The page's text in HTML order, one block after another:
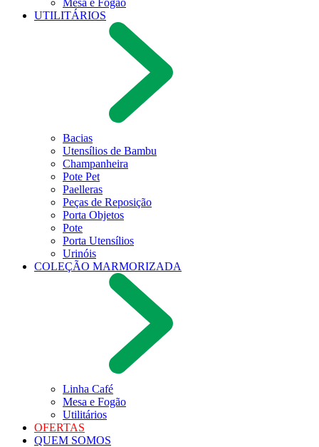
Mesa e Fogão
UTILITÁRIOS
Bacias
Utensílios de Bambu
Champanheira
Pote Pet
Paelleras
Peças de Reposição
Porta Objetos
Pote
Porta Utensílios
Urinóis
COLEÇÃO MARMORIZADA
Linha Café
Mesa e Fogão
Utilitários
OFERTAS
QUEM SOMOS